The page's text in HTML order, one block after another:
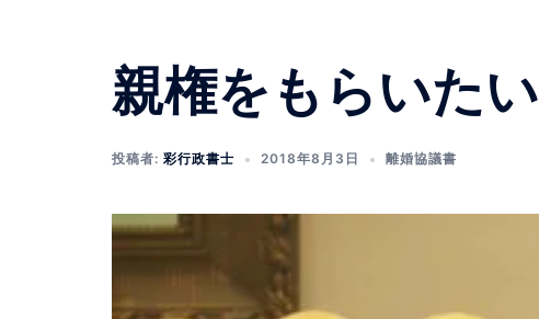
親権をもらいたい
投稿者: 彩行政書士 2018年8月3日 離婚協議書